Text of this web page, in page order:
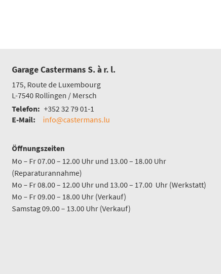
Garage Castermans S. à r. l.
175, Route de Luxembourg
L-7540 Rollingen / Mersch
Telefon: +352 32 79 01-1
E-Mail:
info@castermans.lu
Öffnungszeiten
Mo – Fr 07.00 – 12.00 Uhr und 13.00 – 18.00 Uhr
(Reparaturannahme)
Mo – Fr 08.00 – 12.00 Uhr und 13.00 – 17.00 Uhr (Werkstatt)
Mo – Fr 09.00 – 18.00 Uhr (Verkauf)
Samstag 09.00 – 13.00 Uhr (Verkauf)